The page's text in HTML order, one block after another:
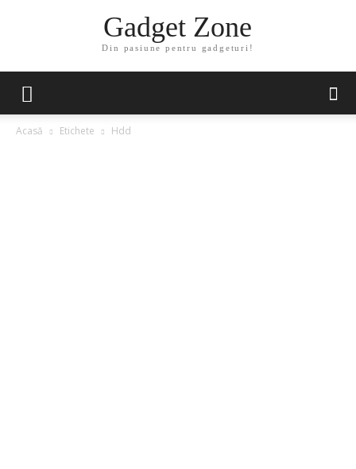
Gadget Zone
Din pasiune pentru gadgeturi!
Acasă Etichete Hdd